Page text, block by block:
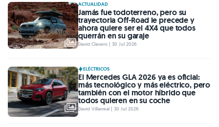
ACTUALIDAD
Jamás fue todoterreno, pero su
trayectoria Off-Road le precede y
ahora quiere ser el 4X4 que todos
querrán en su garaje
David Clavero | 30 Jul 2026
ELÉCTRICOS
El Mercedes GLA 2026 ya es oficial:
más tecnológico y más eléctrico, pero
también con el motor híbrido que
todos quieren en su coche
David Villarreal | 30 Jul 2026